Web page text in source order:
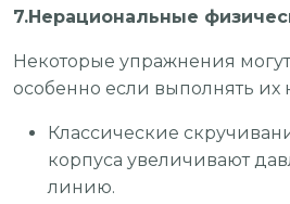
7.Нерациональные
Некоторые упражнения могут
особенно если выполнять их
Классические
корпуса увеличивают
линию.